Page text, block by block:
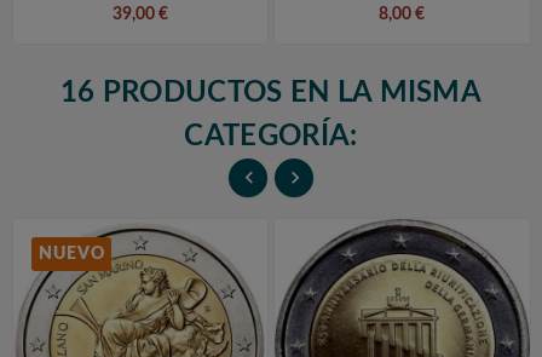
39,00 €
8,00 €
16 PRODUCTOS EN LA MISMA
CATEGORÍA:
 
NUEVO